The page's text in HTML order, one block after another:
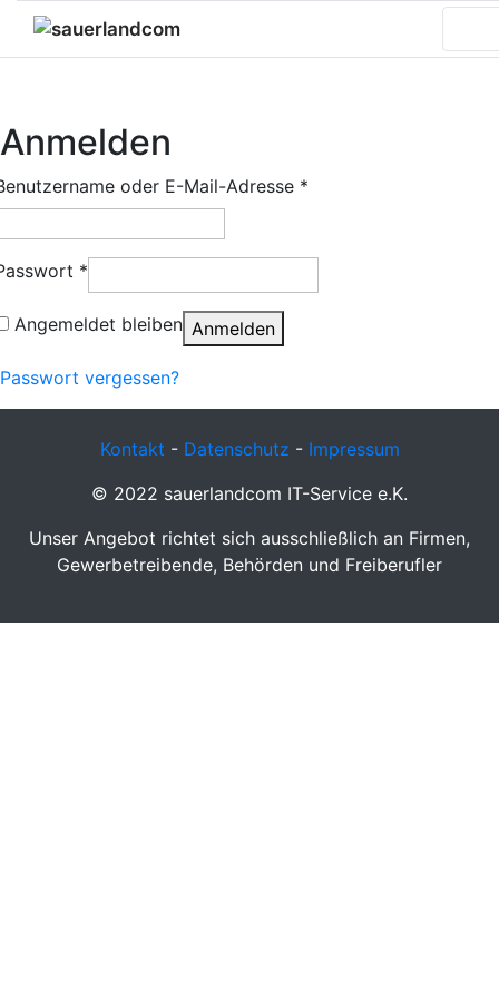
Anmelden
oder E-Mail-Adresse *
*
Angemeldet bleiben Anmelden
Passwort vergessen?
Kontakt - Datenschutz - Impressum
© 2022 sauerlandcom IT-Service e.K.
Unser Angebot richtet sich ausschließlich an Firmen,
Gewerbetreibende, Behörden und Freiberufler